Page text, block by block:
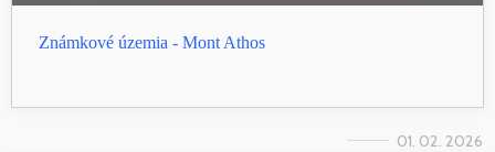
Známkové územia - Mont Athos
01. 02. 2026